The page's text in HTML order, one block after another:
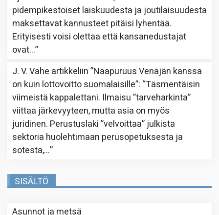
pidempikestoiset laiskuudesta ja joutilaisuudesta
maksettavat kannusteet pitäisi lyhentää.
Erityisesti voisi olettaa että kansanedustajat
ovat…”
J. V. Vahe artikkeliin”Naapuruus Venäjän kanssa
on kuin lottovoitto suomalaisille”: “Täsmentäisin
viimeistä kappalettani. Ilmaisu ”tarveharkinta”
viittaa järkevyyteen, mutta asia on myös
juridinen. Perustuslaki ”velvoittaa” julkista
sektoria huolehtimaan perusopetuksesta ja
sotesta,…”
SISÄLTÖ
Asunnot ja metsä